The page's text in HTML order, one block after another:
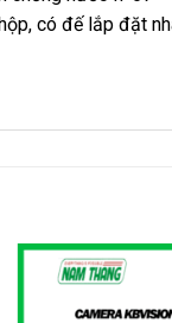
có đế lắp đặt